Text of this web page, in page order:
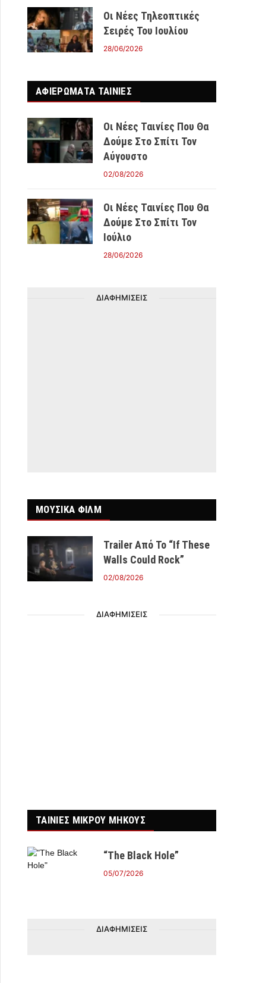
Οι Νέες Τηλεοπτικές
Σειρές Του Ιουλίου
28/06/2026
ΑΦΙΕΡΩΜΑΤΑ ΤΑΙΝΊΕΣ
Οι Νέες Ταινίες Που Θα
Δούμε Στο Σπίτι Τον
Αύγουστο
02/08/2026
Οι Νέες Ταινίες Που Θα
Δούμε Στο Σπίτι Τον
Ιούλιο
28/06/2026
ΔΙΑΦΗΜΙΣΕΙΣ
ΜΟΥΣΙΚΑ ΦΙΛΜ
Trailer Από Το “If These
Walls Could Rock”
02/08/2026
ΔΙΑΦΗΜΙΣΕΙΣ
ΤΑΙΝΙΕΣ ΜΙΚΡΟΥ ΜΗΚΟΥΣ
“The Black Hole”
05/07/2026
ΔΙΑΦΗΜΙΣΕΙΣ